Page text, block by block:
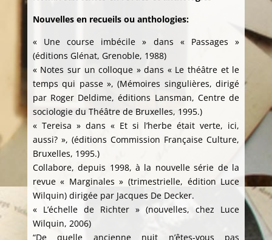
Nouvelles en recueils ou anthologies:
« Une course imbécile » dans « Passages »
(éditions Glénat, Grenoble, 1988)
« Notes sur un colloque » dans « Le théâtre et le
temps qui passe », (Mémoires singulières, dirigé
par Roger Deldime, éditions Lansman, Centre de
sociologie du Théâtre de Bruxelles, 1995.)
« Tereisa » dans « Et si l’herbe était verte, ici,
aussi? », (éditions Commission Française Culture,
Bruxelles, 1995.)
Collabore, depuis 1998, à la nouvelle série de la
revue « Marginales » (trimestrielle, édition Luce
Wilquin) dirigée par Jacques De Decker.
« L’échelle de Richter » (nouvelles, chez Luce
Wilquin, 2006)
“De quelle ancienne nuit n’êtes-vous pas